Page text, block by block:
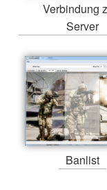
Verbindung
Server
Banlist